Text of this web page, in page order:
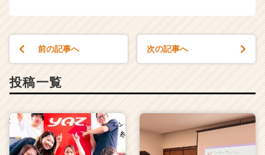
前の記事へ 次の記事へ
投稿一覧